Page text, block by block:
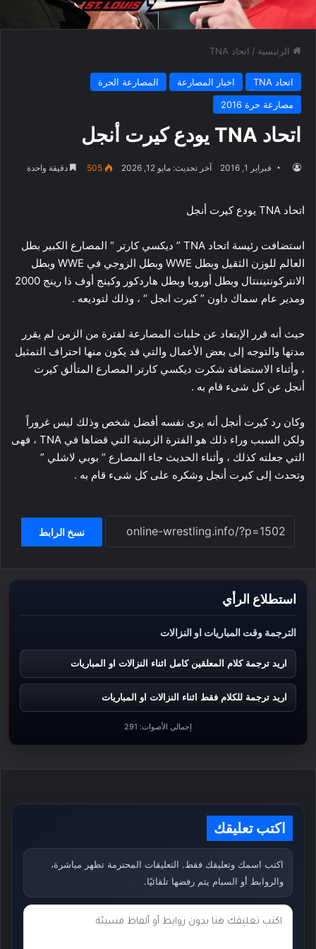
الرئيسية / اتحاد TNA
اتحاد TNA اخبار المصارعة
المصارعة الحرة
مصارعة حرة 2016
اتحاد TNA يودع كيرت أنجل
فبراير 1, 2016 آخر تحديث: مايو 12, 2026 505 دقيقة واحدة
اتحاد TNA يودع كيرت أنجل
استضافت رئيسة اتحاد TNA ” ديكسي كارتر “ المصارع الكبير بطل
العالم للوزن الثقيل وبطل WWE وبطل الزوجي في WWE وبطل
الانتركونتيننتال وبطل أوروبا وبطل هاردكور وكينج أوف ذا رينج 2000
ومدير عام سماك داون ” كيرت انجل “ ، وذلك لتوديعه .
حيث أنه قرر الإبتعاد عن حلبات المصارعة لفترة من الزمن لم يقرر
مدتها والتوجه إلى بعض الأعمال والتي قد يكون منها احتراف التمثيل
، وأثناء الاستضافة شكرت ديكسي كارتر المصارع المتألق كيرت
أنجل عن كل شىء قام به .
وكان رد كيرت أنجل أنه يرى نفسه أفضل شخص وذلك ليس غروراً
ولكن السبب وراء ذلك هو الفترة الزمنية التي قضاها في TNA ، فهى
التي جعلته كذلك ، وأثناء الحديث جاء المصارع ” بوبي لاشلي ”
وتحدث إلى كيرت أنجل وشكره على كل شىء قام به .
نسخ الرابط
استطلاع الرأي
الترجمة وقت المباريات او النزالات
اريد ترجمة كلام المعلقين كامل اثناء النزالات او المباريات
اريد ترجمة للكلام فقط اثناء النزالات او المباريات
إجمالي الأصوات: 291
اكتب تعليقك
اكتب اسمك وتعليقك فقط. التعليقات المحترمة تظهر مباشرة،
والروابط أو السبام يتم رفضها تلقائيًا.
ت